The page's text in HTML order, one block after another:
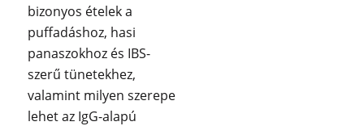
bizonyos ételek a
puffadáshoz, hasi
panaszokhoz és IBS-
szerű tünetekhez,
valamint milyen szerepe
lehet az IgG-alapú